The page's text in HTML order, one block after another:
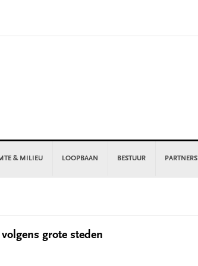
& MILIEU LOOPBAAN BESTUUR PARTNERS
grote steden